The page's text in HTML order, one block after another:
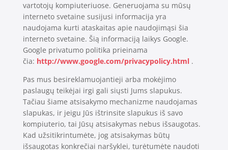
vartotojų kompiuteriuose. Generuojama su mūsų
interneto svetaine susijusi informacija yra
naudojama kurti ataskaitas apie naudojimąsi šia
interneto svetaine. Šią informaciją laikys Google.
Google privatumo politika prieinama
čia: http://www.google.com/privacypolicy.html .
Pas mus besireklamuojantieji arba mokėjimo
paslaugų teikėjai irgi gali siųsti Jums slapukus.
Tačiau šiame atsisakymo mechanizme naudojamas
slapukas, ir jeigu Jūs ištrinsite slapukus iš savo
kompiuterio, tai Jūsų atsisakymas nebus išsaugotas.
Kad užsitikrintumėte, jog atsisakymas būtų
išsaugotas konkrečiai naršyklei, turėtumėte naudoti